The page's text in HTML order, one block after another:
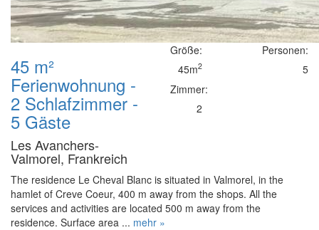
45 m²
Ferienwohnung -
2 Schlafzimmer -
5 Gäste
Les Avanchers-
Valmorel, Frankreich
Größe:
45m2
Zimmer:
2
Personen:
5
The residence Le Cheval Blanc is situated in Valmorel, in the
hamlet of Creve Coeur, 400 m away from the shops. All the
services and activities are located 500 m away from the
residence. Surface area ... mehr »